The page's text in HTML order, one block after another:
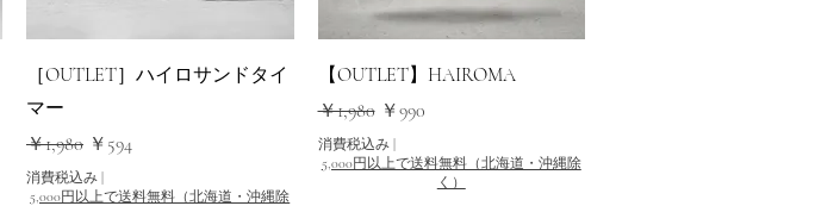
クイックビュー
［OUTLET］ハイロサンドタイ
マー
通常価格
￥1,980 セール価格
￥594
消費税込み
5,000円以上で送料無料（北海道・沖縄除
クイックビュー
【OUTLET】HAIROMA
通常価格
￥1,980 セール価格
￥990
消費税込み|
5,000円以上で送料無料（北海道・沖縄除
く）